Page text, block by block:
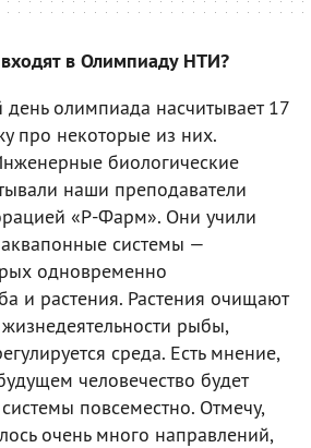
в Олимпиаду НТИ?
олимпиада насчитывает 17
про некоторые из них.
биологические
наши преподаватели
«Р-Фарм». Они учили
аквапонные системы —
одновременно
и растения. Растения очищают
рыбы,
среда. Есть мнение,
человечество будет
повсеместно. Отмечу,
очень много направлений,